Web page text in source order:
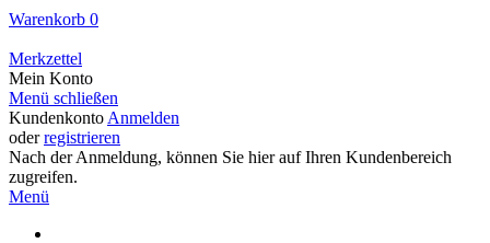
Warenkorb 0
Merkzettel
Mein Konto
Menü schließen
Kundenkonto Anmelden
oderregistrieren
Nach der Anmeldung, können Sie hier auf Ihren Kundenbereich
zugreifen.
Menü